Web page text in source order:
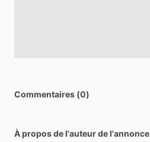
Commentaires (0)
À propos de l'auteur de l'annonce